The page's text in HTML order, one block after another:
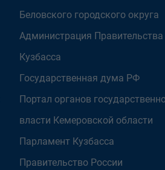
Беловского городского округа
Администрация Правительства
Кузбасса
Государственная дума РФ
Портал органов
власти Кемеровской области
Парламент Кузбасса
Правительство России